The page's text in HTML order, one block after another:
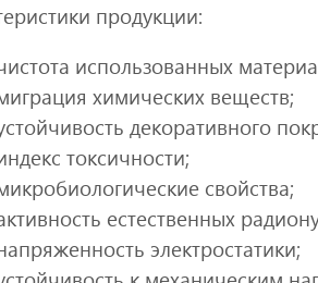
продукции:
использованных
химических веществ;
декоративного
токсичности;
свойства;
естественных
электростатики;